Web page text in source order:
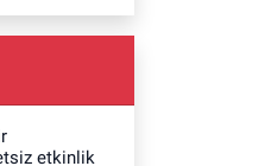
etkinlik